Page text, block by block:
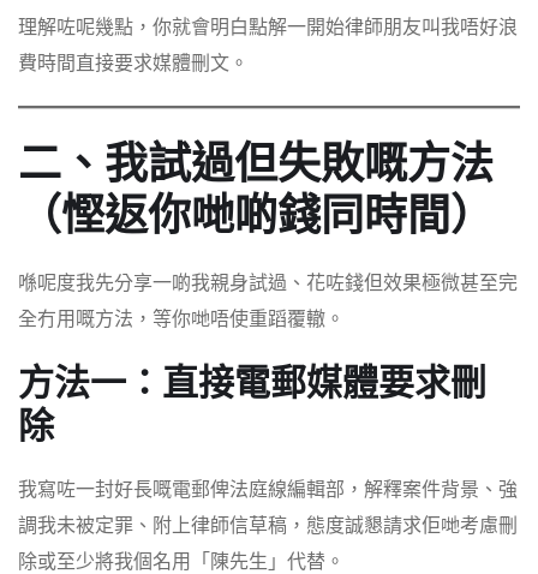
理解咗呢幾點，你就會明白點解一開始律師朋友叫我唔好浪
費時間直接要求媒體刪文。
二、我試過但失敗嘅方法
（慳返你哋啲錢同時間）
喺呢度我先分享一啲我親身試過、花咗錢但效果極微甚至完
全冇用嘅方法，等你哋唔使重蹈覆轍。
方法一：直接電郵媒體要求刪
除
我寫咗一封好長嘅電郵俾法庭線編輯部，解釋案件背景、強
調我未被定罪、附上律師信草稿，態度誠懇請求佢哋考慮刪
除或至少將我個名用「陳先生」代替。